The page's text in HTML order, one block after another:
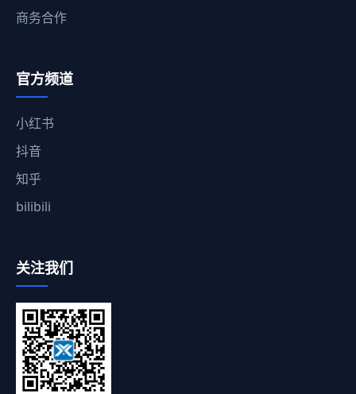
商务合作
官方频道
小红书
抖音
知乎
bilibili
关注我们